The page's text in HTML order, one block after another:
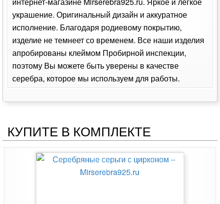
украшение. Оригинальный дизайн и аккуратное
исполнение. Благодаря родиевому покрытию,
изделие не темнеет со временем. Все наши изделия
апробированы клеймом Пробирной инспекции,
поэтому Вы можете быть уверены в качестве
серебра, которое мы используем для работы.
КУПИТЕ В КОМПЛЕКТЕ